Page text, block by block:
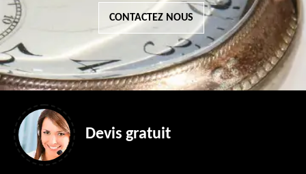
CONTACTEZ NOUS
Devis gratuit